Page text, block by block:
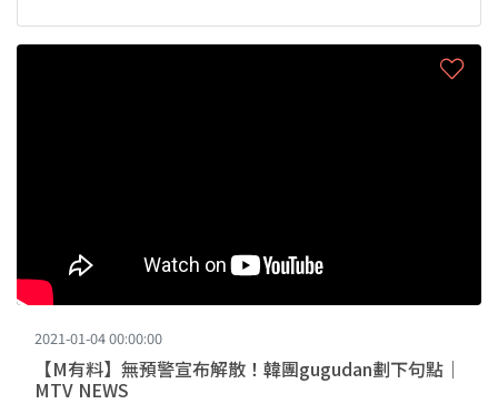
2021-01-04 00:00:00
【M有料】無預警宣布解散！韓團gugudan劃下句點｜
MTV NEWS